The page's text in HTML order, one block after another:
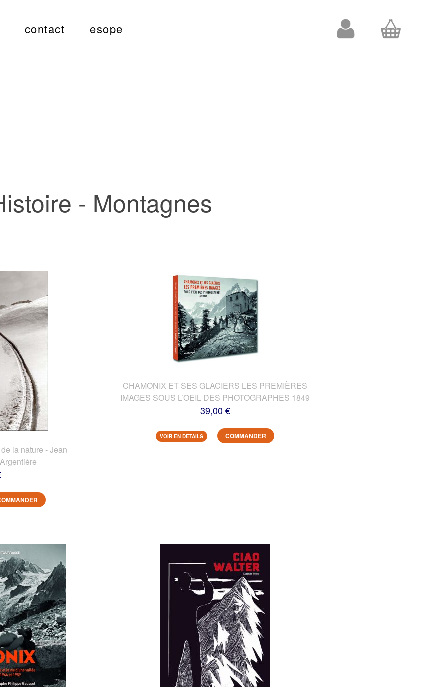
contact esope
- Montagnes
la nature - Jean
CHAMONIX ET SES GLACIERS LES PREMIÈRES
IMAGES SOUS L’OEIL DES PHOTOGRAPHES 1849
39,00 €
VOIR EN DETAILS COMMANDER